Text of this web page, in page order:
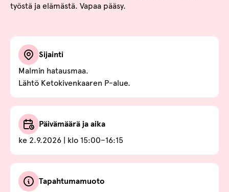
työstä ja elämästä. Vapaa pääsy.
Sijainti
Malmin hatausmaa.
Lähtö Ketokivenkaaren P-alue.
Päivämäärä ja aika
ke 2.9.2026 | klo 15:00–16:15
Tapahtumamuoto